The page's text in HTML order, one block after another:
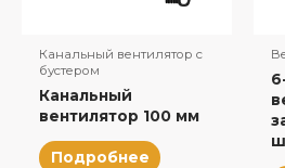
Канальный вентилятор с
бустером
Канальный
вентилятор 100 мм
Подробнее